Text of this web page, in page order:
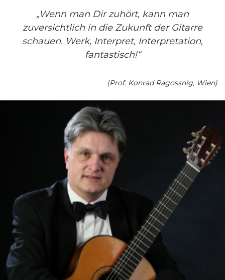
„Wenn man Dir zuhört, kann man
zuversichtlich in die Zukunft der Gitarre
schauen. Werk, Interpret, Interpretation,
fantastisch!“
(Prof. Konrad Ragossnig, Wien)